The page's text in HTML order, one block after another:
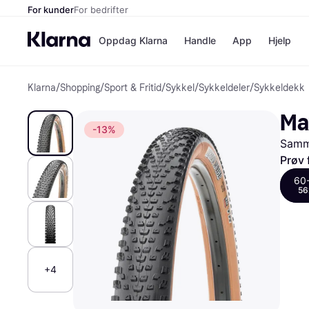
For kunderFor bedrifter
Oppdag Klarna
Betal nå
Betal i 3
Betal innen
Finansiering
Handle
Butikker
App Hjelp
Klarna/Shopping/Sport & Fritid/Sykkel /Sykkeldeler/Sykkeldekk
-13%
+4
Prøv